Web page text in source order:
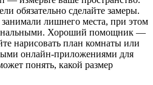
обязательно сделайте замеры.
лишнего места, при этом
Хороший помощник —
нарисовать план комнаты или
онлайн-приложениями для
понять, какой размер